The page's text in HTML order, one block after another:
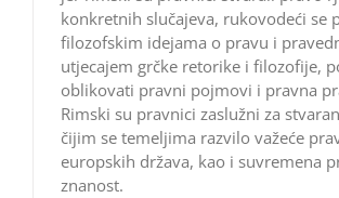
konkretnih slučajeva, rukovodeći se
filozofskim idejama o pravu i
utjecajem grčke retorike i filozofije,
oblikovati pravni pojmovi i pravna
Rimski su pravnici zaslužni za
čijim se temeljima razvilo važeće
europskih država, kao i suvremena
znanost.